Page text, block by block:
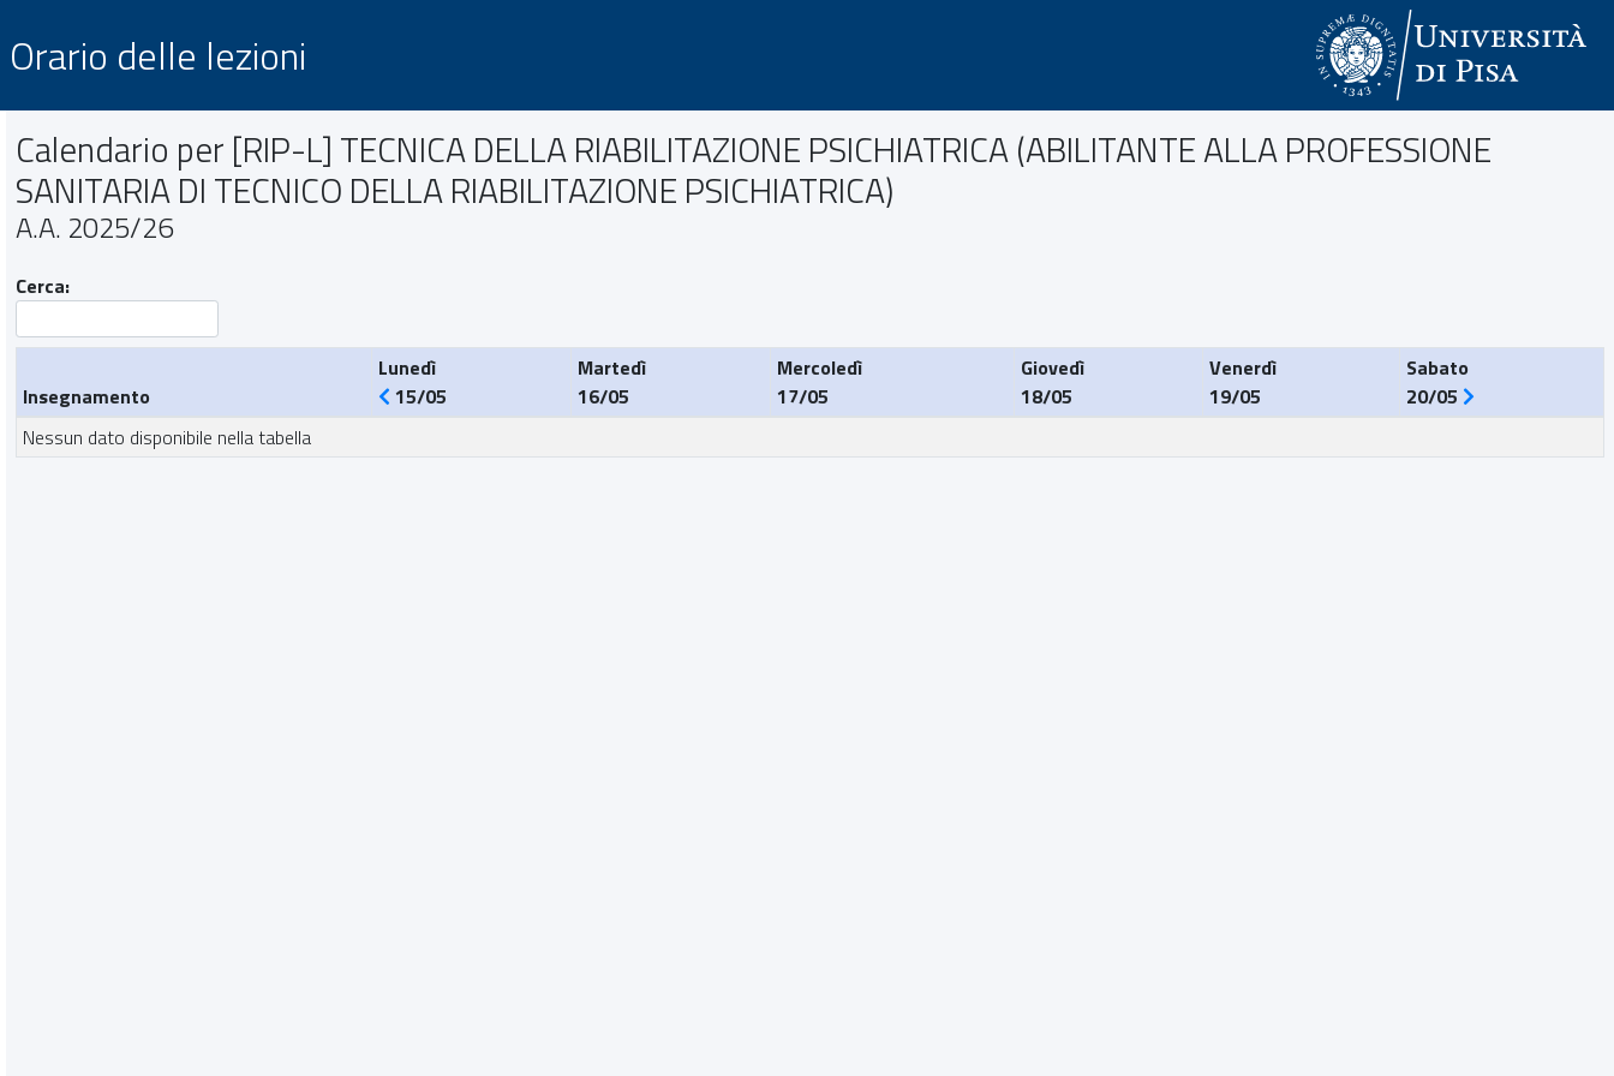
Orario delle lezioni
Calendario per [RIP-L] TECNICA DELLA RIABILITAZIONE PSICHIATRICA (ABILITANTE ALLA PROFESSIONE
SANITARIA DI TECNICO DELLA RIABILITAZIONE PSICHIATRICA)
A.A. 2025/26
Cerca:
Insegnamento
Lunedì
15/05
Martedì
16/05
Mercoledì
17/05
Giovedì
18/05
Venerdì
19/05
Sabato
20/05
Nessun dato disponibile nella tabella